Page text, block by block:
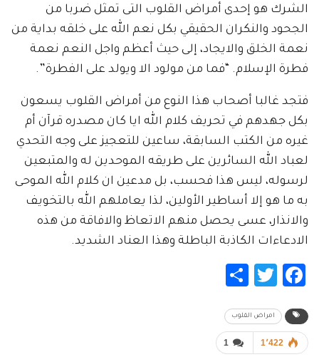
الشرك هو إحدى أمراض القلوب التى تمثل ضربا من
الجحود والنكران الحقيقي بكل نعم الله على خلقه بداية من
نعمة الخلق والايجاد، إلى حيث أعظم واجل النعم نعمة
فطرة الإسلام. “فما من مولود الا ويولد على الفطرة”.
فتجد غالبا أصحاب هذا النوع من أمراض القلوب يسعون
بكل جهدهم في تحريف كلام الله ايا كان مصدره قرآن أم
غيره من الكتب السابقة، ساعين للتعجيز على وجه التحدي
لعباد الله السائرين على طريقه الموحدين له والمتبعين
لرسوله، ليس هذا فحسب، بل مدعين ان كلام الله الموحى
به ما هو إلا أساطير الأولين، لذا يعاملهم الله بالتخويف
والانذار، عسى يحصل منهم الاتعاظ والافاقة من هذه
الادعاءات الكاذبة الباطلة وهذا العناد الشديد.
Facebook
Twitter
امراض القلوب
1 1٬422